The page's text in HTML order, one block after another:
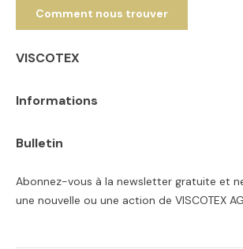
Comment nous trouver
VISCOTEX
Informations
Bulletin
Abonnez-vous à la newsletter gratuite et
une nouvelle ou une action de VISCOTEX